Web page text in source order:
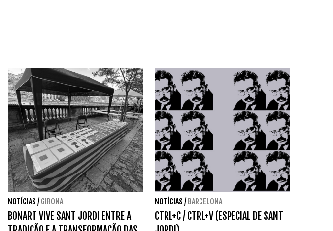
NOTÍCIAS / GIRONA
BONART VIVE SANT JORDI ENTRE A
NOTÍCIAS / BARCELONA
CTRL+C / CTRL+V (ESPECIAL DE SANT